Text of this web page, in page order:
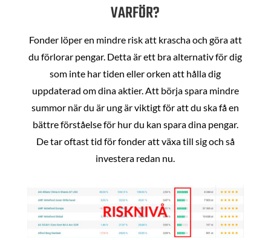
VARFÖR?
Fonder löper en mindre risk att krascha och göra att
du förlorar pengar. Detta är ett bra alternativ för dig
som inte har tiden eller orken att hålla dig
uppdaterad om dina aktier. Att börja spara mindre
summor när du är ung är viktigt för att du ska få en
bättre förståelse för hur du kan spara dina pengar.
De tar oftast tid för fonder att växa till sig och så
investera redan nu.